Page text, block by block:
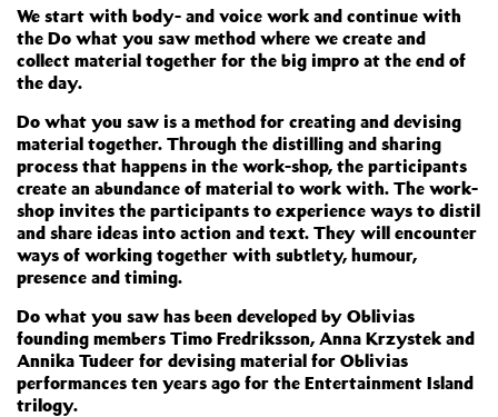
We start with body- and voice work and continue with
the Do what you saw method where we create and
collect material together for the big impro at the end of
the day.
Do what you saw is a method for creating and devising
material together. Through the distilling and sharing
process that happens in the work-shop, the participants
create an abundance of material to work with. The work-
shop invites the participants to experience ways to distil
and share ideas into action and text. They will encounter
ways of working together with subtlety, humour,
presence and timing.
Do what you saw has been developed by Oblivias
founding members Timo Fredriksson, Anna Krzystek and
Annika Tudeer for devising material for Oblivias
performances ten years ago for the Entertainment Island
trilogy.